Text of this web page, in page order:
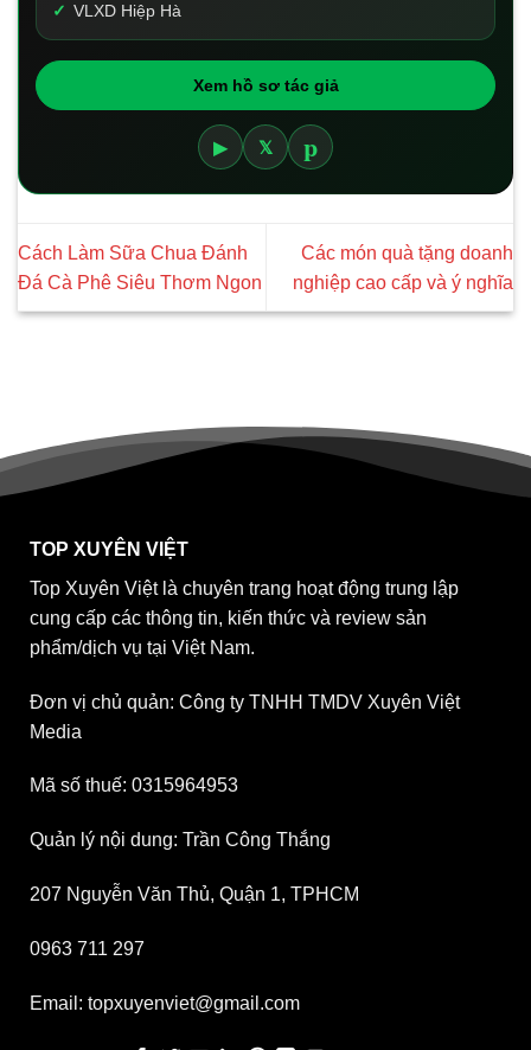
VLXD Hiệp Hà
Xem hồ sơ tác giả
▶ 𝕏 p
Cách Làm Sữa Chua Đánh
Đá Cà Phê Siêu Thơm Ngon
Các món quà tặng doanh
nghiệp cao cấp và ý nghĩa
TOP XUYÊN VIỆT
Top Xuyên Việt là chuyên trang hoạt động trung lập
cung cấp các thông tin, kiến thức và review sản
phẩm/dịch vụ tại Việt Nam.
Đơn vị chủ quản: Công ty TNHH TMDV Xuyên Việt
Media
Mã số thuế: 0315964953
Quản lý nội dung: Trần Công Thắng
207 Nguyễn Văn Thủ, Quận 1, TPHCM
0963 711 297
Email: topxuyenviet@gmail.com